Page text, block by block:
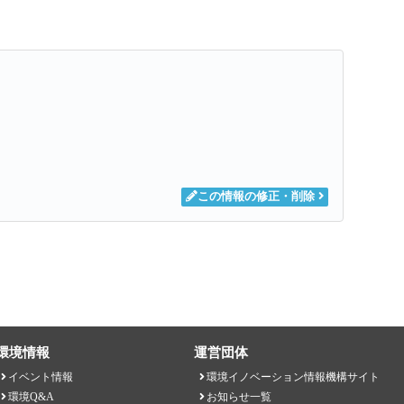
この情報の修正・削除
境情報
イベント情報
環境Q&A
運営団体
環境イノベーション情報機構サイト
お知らせ一覧